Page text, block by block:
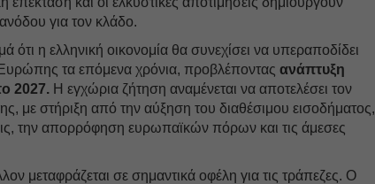
για τον κλάδο.
ότι η ελληνική οικονομία θα συνεχίσει να υπεραποδίδει
Ευρώπης τα επόμενα χρόνια, προβλέπονταςανάπτυξη
2027. Η εγχώρια ζήτηση αναμένεται να αποτελέσει τον
με στήριξη από την αύξηση του διαθέσιμου εισοδήματος,
την απορρόφηση ευρωπαϊκών πόρων και τις άμεσες
μεταφράζεται σε σημαντικά οφέλη για τις τράπεζες. Ο